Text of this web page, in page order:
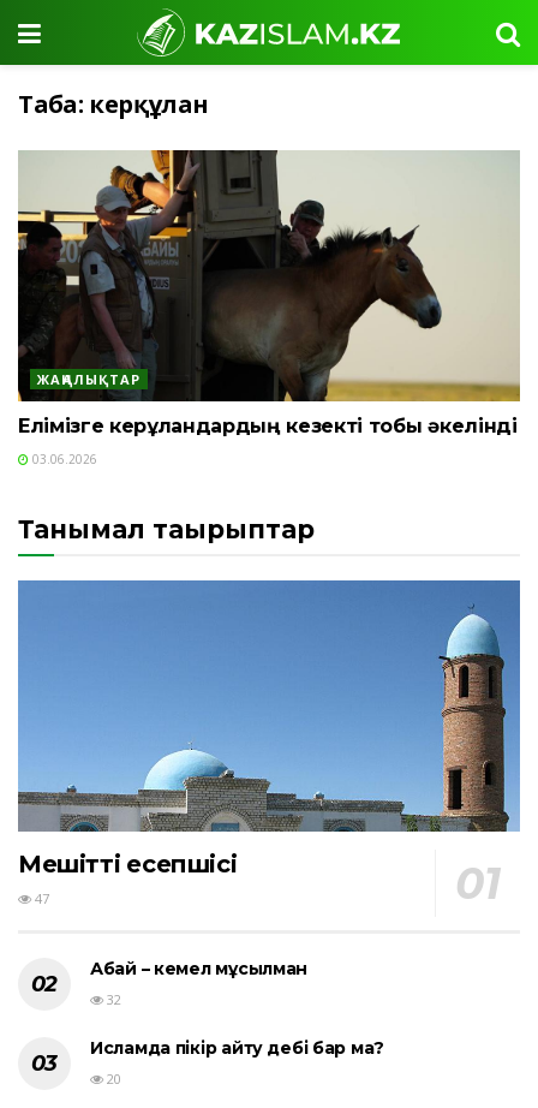
Таңба: керқұлан
ЖАҢАЛЫҚТАР
Елімізге керқұландардың кезекті тобы әкелінді
03.06.2026
Танымал тақырыптар
Мешіттің есепшісі
47
Абай – кемел мұсылман
32
Исламда пікір айту әдебі бар ма?
20